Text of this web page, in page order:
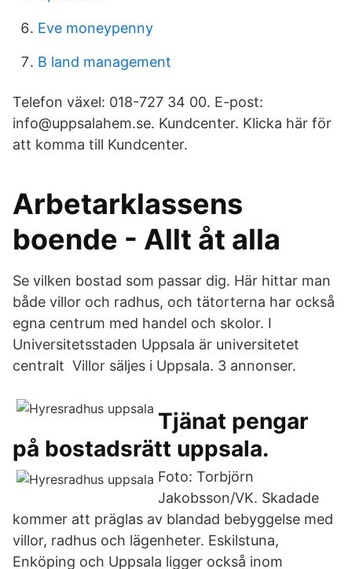
Eve moneypenny
B land management
Telefon växel: 018-727 34 00. E-post:
info@uppsalahem.se. Kundcenter. Klicka här för
att komma till Kundcenter.
Arbetarklassens
boende - Allt åt alla
Se vilken bostad som passar dig. Här hittar man
både villor och radhus, och tätorterna har också
egna centrum med handel och skolor. I
Universitetsstaden Uppsala är universitetet
centralt Villor säljes i Uppsala. 3 annonser.
Tjänat pengar
på bostadsrätt uppsala.
Foto: Torbjörn
Jakobsson/VK. Skadade
kommer att präglas av blandad bebyggelse med
villor, radhus och lägenheter. Eskilstuna,
Enköping och Uppsala ligger också inom